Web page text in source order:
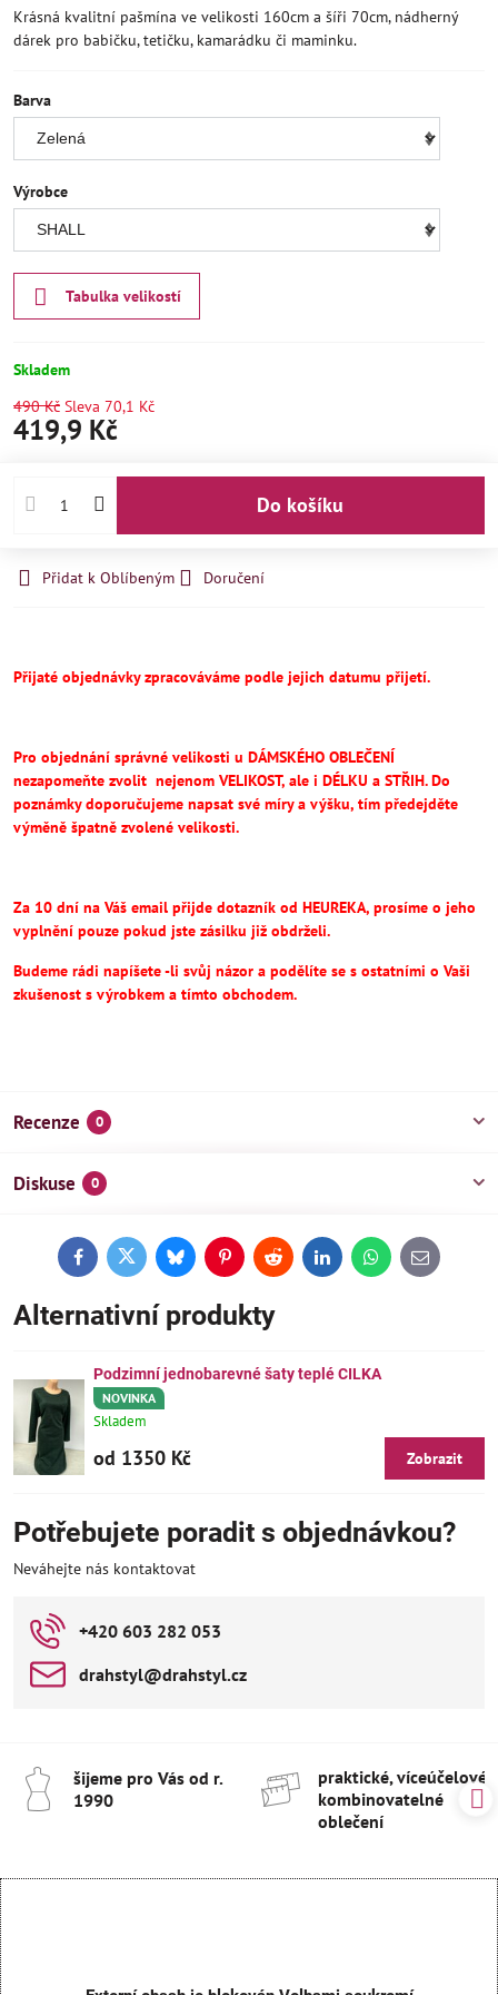
Krásná kvalitní pašmína ve velikosti 160cm a šíři 70cm, nádherný
dárek pro babičku, tetičku, kamarádku či maminku.
Barva
Výrobce
Tabulka velikostí
Skladem
490 Kč Sleva 70,1 Kč
419,9 Kč
Do košíku
Přidat k Oblíbeným Doručení
Přijaté objednávky zpracováváme podle jejich datumu přijetí.
Pro objednání správné velikosti u DÁMSKÉHO OBLEČENÍ
nezapomeňte zvolit nejenom VELIKOST, ale i DÉLKU a STŘIH.Do
poznámky doporučujeme napsat své míry a výšku, tím předejděte
výměně špatně zvolené velikosti.
Za 10 dní na Váš email přijde dotazník od HEUREKA, prosíme o jeho
vyplnění pouze pokud jste zásilku již obdrželi.
Budeme rádi napíšete -li svůj názor a podělíte se s ostatními o Vaši
zkušenost s výrobkem a tímto obchodem.
Recenze 0
Diskuse 0
FacebookTwitterBlueskyPinterestReddit LinkedInWhatsApp
E-
mail
Alternativní produkty
Podzimní jednobarevné šaty teplé CILKA
NOVINKA
Skladem
od 1350 Kč Zobrazit
Potřebujete poradit s objednávkou?
Neváhejte nás kontaktovat
+420 603 282 053
drahstyl​@drahstyl​.cz
šijeme pro Vás od r​.
1990
praktické, víceúčelové
kombinovatelné
oblečení